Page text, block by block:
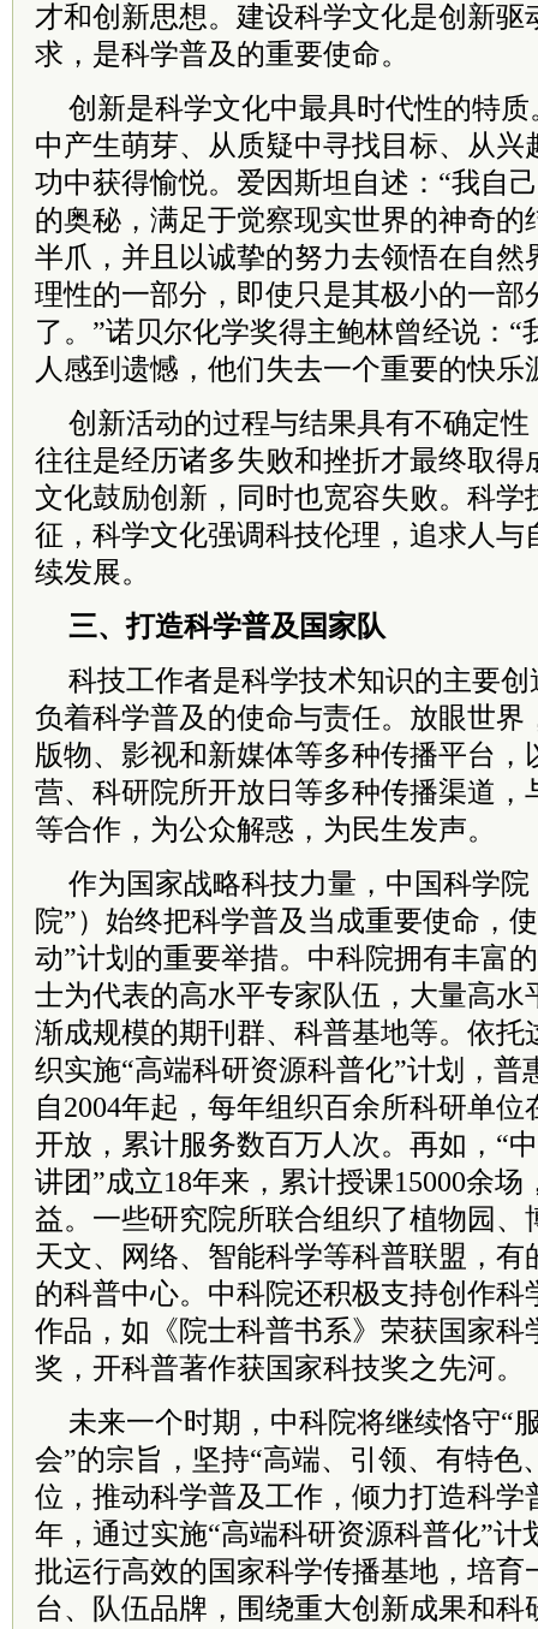
才和创新思想。建设科学文化是创新驱
求，是科学普及的重要使命。
创新是科学文化中最具时代性的特
中产生萌芽、从质疑中寻找目标、从兴
功中获得愉悦。爱因斯坦自述：“我自
的奥秘，满足于觉察现实世界的神奇的
半爪，并且以诚挚的努力去领悟在自然
理性的一部分，即使只是其极小的一部
了。”诺贝尔化学奖得主鲍林曾经说：“
人感到遗憾，他们失去一个重要的快乐
创新活动的过程与结果具有不确定
往往是经历诸多失败和挫折才最终取得
文化鼓励创新，同时也宽容失败。科学
征，科学文化强调科技伦理，追求人与
续发展。
三、打造科学普及国家队
科技工作者是科学技术知识的主要
负着科学普及的使命与责任。放眼世界
版物、影视和新媒体等多种传播平台，
营、科研院所开放日等多种传播渠道，
等合作，为公众解惑，为民生发声。
作为国家战略科技力量，中国科学
院”）始终把科学普及当成重要使命，
动”计划的重要举措。中科院拥有丰富
士为代表的高水平专家队伍，大量高水
渐成规模的期刊群、科普基地等。依托
织实施“高端科研资源科普化”计划，普
自2004年起，每年组织百余所科研单位
开放，累计服务数百万人次。再如，“
讲团”成立18年来，累计授课15000余场
益。一些研究院所联合组织了植物园、
天文、网络、智能科学等科普联盟，有
的科普中心。中科院还积极支持创作科
作品，如《院士科普书系》荣获国家科
奖，开科普著作获国家科技奖之先河。
未来一个时期，中科院将继续恪守“
会”的宗旨，坚持“高端、引领、有特色
位，推动科学普及工作，倾力打造科学
年，通过实施“高端科研资源科普化”计
批运行高效的国家科学传播基地，培育
台、队伍品牌，围绕重大创新成果和科